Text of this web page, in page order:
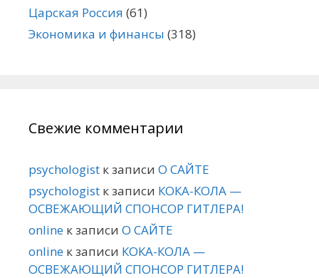
Царская Россия (61)
Экономика и финансы (318)
Свежие комментарии
psychologist к записи О САЙТЕ
psychologist к записи КОКА-КОЛА —
ОСВЕЖАЮЩИЙ СПОНСОР ГИТЛЕРА!
online к записи О САЙТЕ
online к записи КОКА-КОЛА —
ОСВЕЖАЮЩИЙ СПОНСОР ГИТЛЕРА!